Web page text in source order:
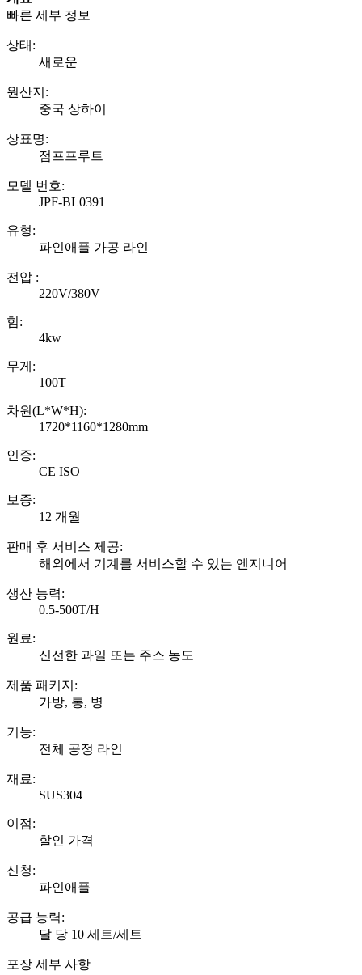
빠른 세부 정보
상태:
새로운
원산지:
중국 상하이
상표명:
점프프루트
모델 번호:
JPF-BL0391
유형:
파인애플 가공 라인
전압 :
220V/380V
힘:
4kw
무게:
100T
차원(L*W*H):
1720*1160*1280mm
인증:
CE ISO
보증:
12 개월
판매 후 서비스 제공:
해외에서 기계를 서비스할 수 있는 엔지니어
생산 능력:
0.5-500T/H
원료:
신선한 과일 또는 주스 농도
제품 패키지:
가방, 통, 병
기능:
전체 공정 라인
재료:
SUS304
이점:
할인 가격
신청:
파인애플
공급 능력:
달 당 10 세트/세트
포장 세부 사항